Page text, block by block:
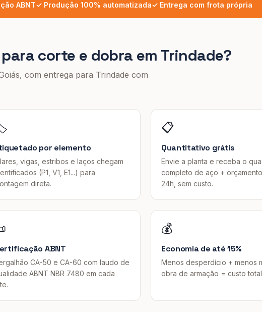
ABNT✓ Produção 100% automatizada✓ Entrega com frota própria
corte e dobra em Trindade?
com entrega para Trindade com
por elemento
vigas, estribos e laços chegam
(P1, V1, E1...) para
direta.
📋
Quantitativo grátis
Envie a planta e receba o
completo de aço +
24h, sem custo.
ABNT
CA-50 e CA-60 com laudo de
ABNT NBR 7480 em cada
💰
Economia de até 15%
Menos desperdício + menos
obra de armação = custo